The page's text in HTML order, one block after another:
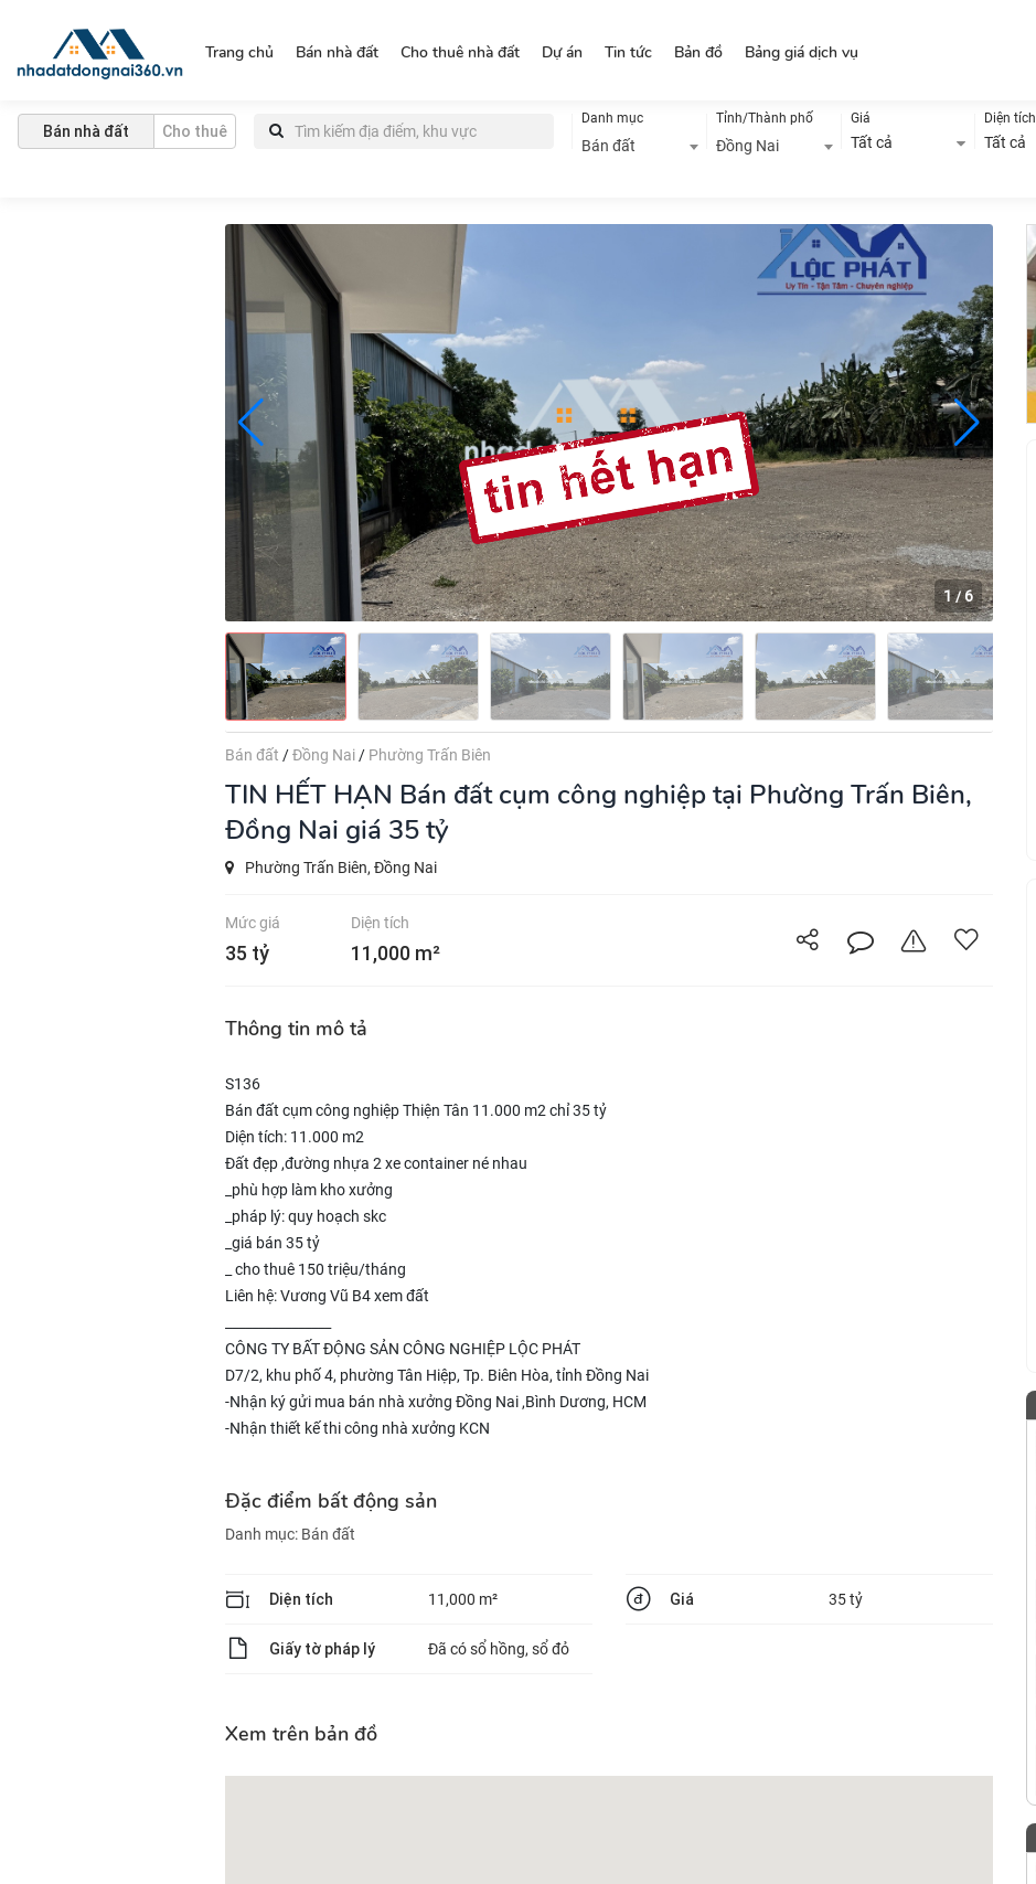
Trang chủ Bán nhà đất Cho thuê nhà đất Dự án Tin tức Bản đồ Bảng giá dịch vụ
Bán nhà đất Cho thuê
Danh mục
Bán đất
Tỉnh/Thành phố
Đồng Nai
Giá
Tất cả
Diện tích
Tất cả
1/6
Bán đất /Đồng Nai / Phường Trấn Biên
TIN HẾT HẠN Bán đất cụm công nghiệp tại Phường Trấn Biên,
Đồng Nai giá 35 tỷ
Phường Trấn Biên, Đồng Nai
Mức giá
35 tỷ
Diện tích
11,000 m²
Thông tin mô tả
S136
Bán đất cụm công nghiệp Thiện Tân 11.000 m2 chỉ 35 tỷ
Diện tích: 11.000 m2
Đất đẹp ,đường nhựa 2 xe container né nhau
_phù hợp làm kho xưởng
_pháp lý: quy hoạch skc
_giá bán 35 tỷ
_ cho thuê 150 triệu/tháng
Liên hệ: Vương Vũ B4 xem đất
CÔNG TY BẤT ĐỘNG SẢN CÔNG NGHIỆP LỘC PHÁT
D7/2, khu phố 4, phường Tân Hiệp, Tp. Biên Hòa, tỉnh Đồng Nai
-Nhận ký gửi mua bán nhà xưởng Đồng Nai ,Bình Dương, HCM
-Nhận thiết kế thi công nhà xưởng KCN
Đặc điểm bất động sản
Danh mục: Bán đất
Diện tích 11,000 m² Giá 35 tỷ
Giấy tờ pháp lý Đã có sổ hồng, sổ đỏ
Xem trên bản đồ